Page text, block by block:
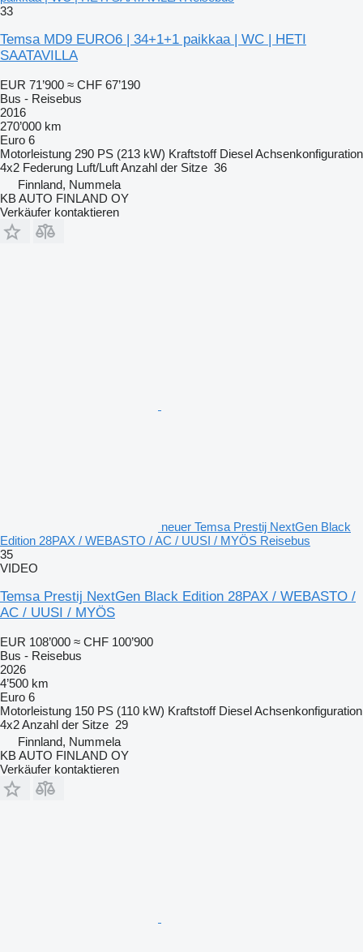
33
Temsa MD9 EURO6 | 34+1+1 paikkaa | WC | HETI
SAATAVILLA
EUR 71’900 ≈ CHF 67’190
Bus - Reisebus
2016
270’000 km
Euro 6
Motorleistung 290 PS (213 kW) Kraftstoff DieselAchsenkonfiguration
4x2 Federung Luft/LuftAnzahl der Sitze 36
Finnland, Nummela
KB AUTO FINLAND OY
Verkäufer kontaktieren
neuer Temsa Prestij NextGen Black
Edition 28PAX / WEBASTO / AC / UUSI / MYÖS Reisebus
35
VIDEO
Temsa Prestij NextGen Black Edition 28PAX / WEBASTO /
AC / UUSI / MYÖS
EUR 108’000 ≈ CHF 100’900
Bus - Reisebus
2026
4’500 km
Euro 6
Motorleistung 150 PS (110 kW) Kraftstoff DieselAchsenkonfiguration
4x2Anzahl der Sitze 29
Finnland, Nummela
KB AUTO FINLAND OY
Verkäufer kontaktieren